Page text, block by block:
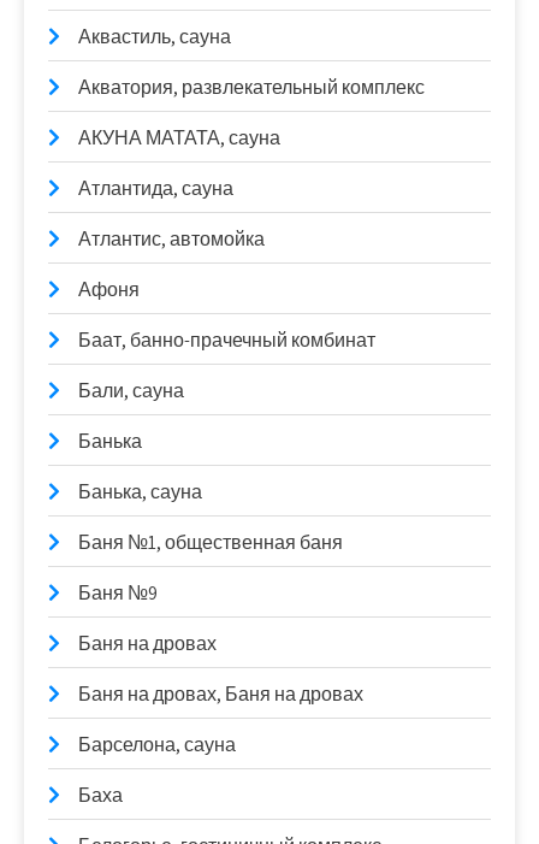
Аквастиль, сауна
Акватория, развлекательный комплекс
АКУНА МАТАТА, сауна
Атлантида, сауна
Атлантис, автомойка
Афоня
Баат, банно-прачечный комбинат
Бали, сауна
Банька
Банька, сауна
Баня №1, общественная баня
Баня №9
Баня на дровах
Баня на дровах, Баня на дровах
Барселона, сауна
Баха